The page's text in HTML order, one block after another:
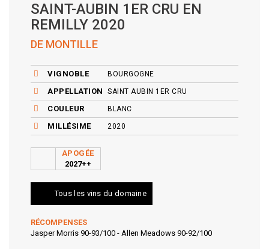
SAINT-AUBIN 1ER CRU EN
REMILLY 2020
DE MONTILLE
VIGNOBLE BOURGOGNE
APPELLATION SAINT AUBIN 1ER CRU
COULEUR BLANC
MILLÉSIME 2020
APOGÉE
2027++
Tous les vins du domaine
RÉCOMPENSES
Jasper Morris 90-93/100 - Allen Meadows 90-92/100